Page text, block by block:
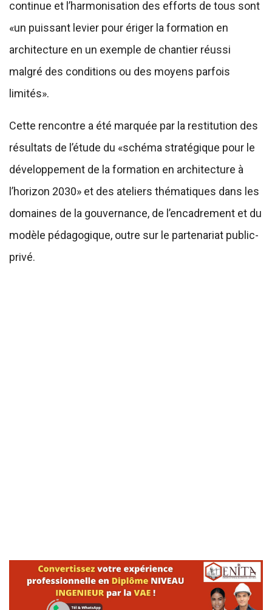
continue et l’harmonisation des efforts de tous sont
«un puissant levier pour ériger la formation en
architecture en un exemple de chantier réussi
malgré des conditions ou des moyens parfois
limités».
Cette rencontre a été marquée par la restitution des
résultats de l’étude du «schéma stratégique pour le
développement de la formation en architecture à
l’horizon 2030» et des ateliers thématiques dans les
domaines de la gouvernance, de l’encadrement et du
modèle pédagogique, outre sur le partenariat public-
privé.